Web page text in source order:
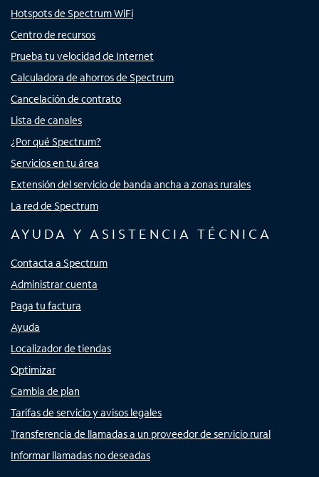
Hotspots de Spectrum WiFi
Centro de recursos
Prueba tu velocidad de Internet
Calculadora de ahorros de Spectrum
Cancelación de contrato
Lista de canales
¿Por qué Spectrum?
Servicios en tu área
Extensión del servicio de banda ancha a zonas rurales
La red de Spectrum
AYUDA Y ASISTENCIA TÉCNICA
Contacta a Spectrum
Administrar cuenta
Paga tu factura
Ayuda
Localizador de tiendas
Optimizar
Cambia de plan
Tarifas de servicio y avisos legales
Transferencia de llamadas a un proveedor de servicio rural
Informar llamadas no deseadas